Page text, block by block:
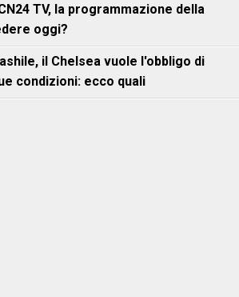
TV, la programmazione della
oggi?
il Chelsea vuole l'obbligo di
condizioni: ecco quali